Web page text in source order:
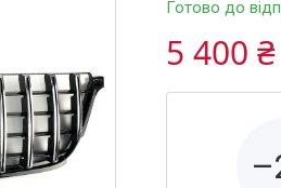
Готово до
5 400 ₴